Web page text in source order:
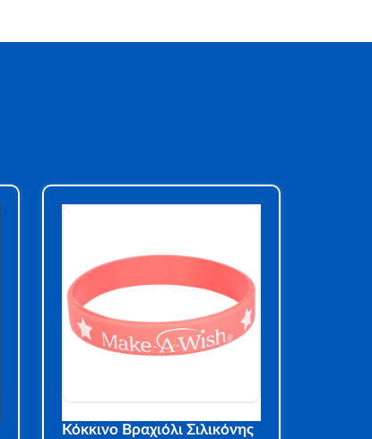
Κόκκινο Βραχιόλι Σιλικόνης